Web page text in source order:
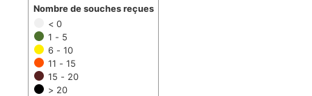
< 0
1 - 5
6 - 10
11 - 15
15 - 20
> 20
Nombre de souches reçues